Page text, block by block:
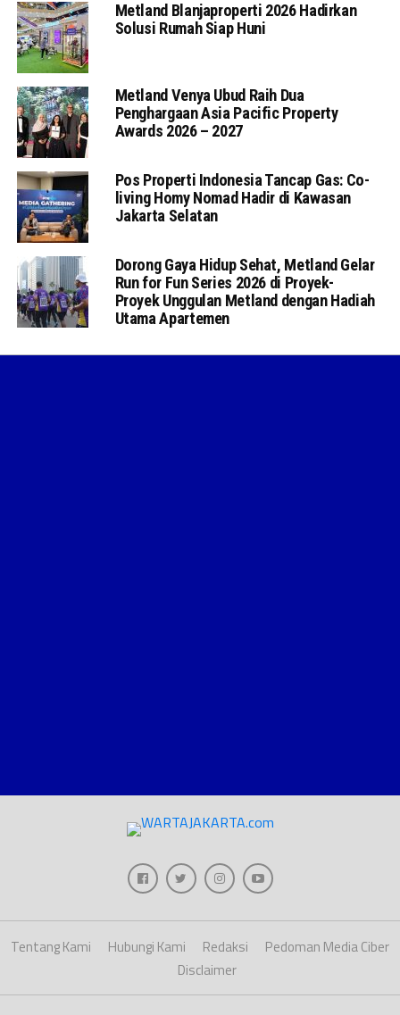
Metland Blanjaproperti 2026 Hadirkan
Solusi Rumah Siap Huni
Metland Venya Ubud Raih Dua
Penghargaan Asia Pacific Property
Awards 2026 – 2027
Pos Properti Indonesia Tancap Gas: Co-
living Homy Nomad Hadir di Kawasan
Jakarta Selatan
Dorong Gaya Hidup Sehat, Metland Gelar
Run for Fun Series 2026 di Proyek-
Proyek Unggulan Metland dengan Hadiah
Utama Apartemen
Tentang Kami Hubungi Kami Redaksi
Pedoman Media Ciber
Disclaimer